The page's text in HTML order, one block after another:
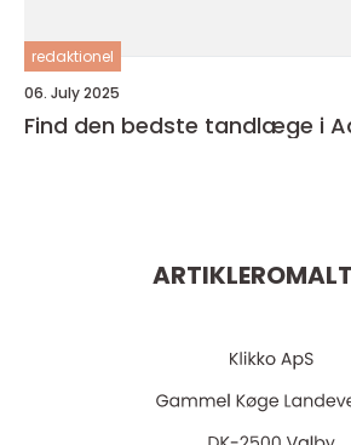
redaktionel
06. July 2025
Find den bedste tandlæge i